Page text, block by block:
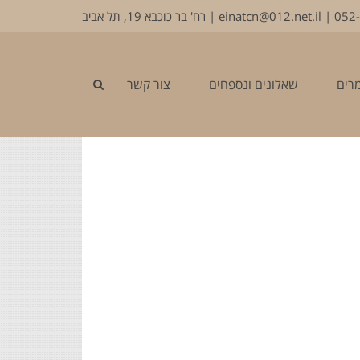
|
einatcn@012.net.il | רח' בר כוכבא 19, תל אביב
שאלונים ונספחים צור קשר